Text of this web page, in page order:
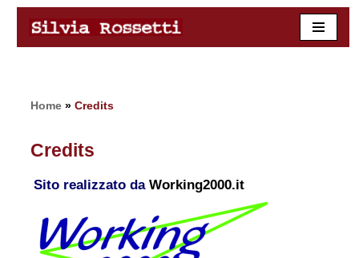
Skip
Home» Credits
Credits
Sito realizzato da Working2000.it